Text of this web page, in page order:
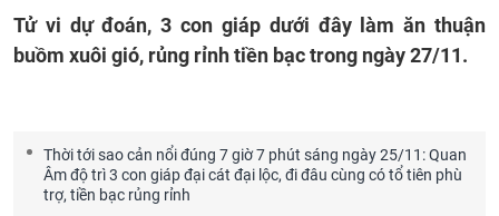
Tử vi dự đoán, 3 con giáp dưới đây làm ăn thuận
buồm xuôi gió, rủng rỉnh tiền bạc trong ngày 27/11.
Thời tới sao cản nổi đúng 7 giờ 7 phút sáng ngày 25/11: Quan
Âm độ trì 3 con giáp đại cát đại lộc, đi đâu cùng có tổ tiên phù
trợ, tiền bạc rủng rỉnh